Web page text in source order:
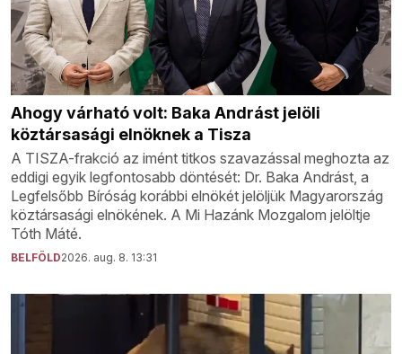
Ahogy várható volt: Baka Andrást jelöli
köztársasági elnöknek a Tisza
A TISZA-frakció az imént titkos szavazással meghozta az
eddigi egyik legfontosabb döntését: Dr. Baka Andrást, a
Legfelsőbb Bíróság korábbi elnökét jelöljük Magyarország
köztársasági elnökének. A Mi Hazánk Mozgalom jelöltje
Tóth Máté.
BELFÖLD2026. aug. 8. 13:31